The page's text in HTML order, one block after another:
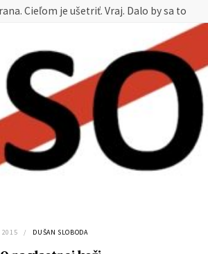
Cieľom je ušetriť. Vraj. Dalo by sa to
2015 DUŠAN SLOBODA